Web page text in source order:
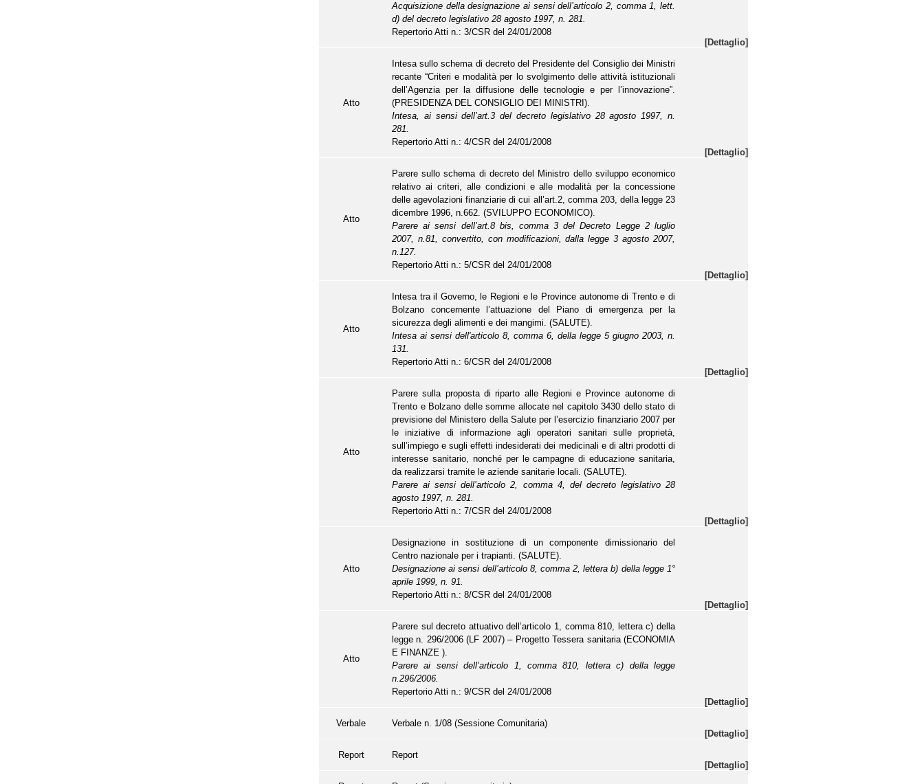
Acquisizione della designazione ai sensi dell’articolo 2, comma 1, lett.
d) del decreto legislativo 28 agosto 1997, n. 281.
Repertorio Atti n.: 3/CSR del 24/01/2008
[Dettaglio]
Atto
Intesa sullo schema di decreto del Presidente del Consiglio dei Ministri
recante “Criteri e modalità per lo svolgimento delle attività istituzionali
dell’Agenzia per la diffusione delle tecnologie e per l’innovazione”.
(PRESIDENZA DEL CONSIGLIO DEI MINISTRI).
Intesa, ai sensi dell’art.3 del decreto legislativo 28 agosto 1997, n.
281.
Repertorio Atti n.: 4/CSR del 24/01/2008
[Dettaglio]
Atto
Parere sullo schema di decreto del Ministro dello sviluppo economico
relativo ai criteri, alle condizioni e alle modalità per la concessione
delle agevolazioni finanziarie di cui all’art.2, comma 203, della legge 23
dicembre 1996, n.662. (SVILUPPO ECONOMICO).
Parere ai sensi dell’art.8 bis, comma 3 del Decreto Legge 2 luglio
2007, n.81, convertito, con modificazioni, dalla legge 3 agosto 2007,
n.127.
Repertorio Atti n.: 5/CSR del 24/01/2008
[Dettaglio]
Atto
Intesa tra il Governo, le Regioni e le Province autonome di Trento e di
Bolzano concernente l’attuazione del Piano di emergenza per la
sicurezza degli alimenti e dei mangimi. (SALUTE).
Intesa ai sensi dell'articolo 8, comma 6, della legge 5 giugno 2003, n.
131.
Repertorio Atti n.: 6/CSR del 24/01/2008
[Dettaglio]
Atto
Parere sulla proposta di riparto alle Regioni e Province autonome di
Trento e Bolzano delle somme allocate nel capitolo 3430 dello stato di
previsione del Ministero della Salute per l’esercizio finanziario 2007 per
le iniziative di informazione agli operatori sanitari sulle proprietà,
sull’impiego e sugli effetti indesiderati dei medicinali e di altri prodotti di
interesse sanitario, nonché per le campagne di educazione sanitaria,
da realizzarsi tramite le aziende sanitarie locali. (SALUTE).
Parere ai sensi dell’articolo 2, comma 4, del decreto legislativo 28
agosto 1997, n. 281.
Repertorio Atti n.: 7/CSR del 24/01/2008
[Dettaglio]
Atto
Designazione in sostituzione di un componente dimissionario del
Centro nazionale per i trapianti. (SALUTE).
Designazione ai sensi dell’articolo 8, comma 2, lettera b) della legge 1°
aprile 1999, n. 91.
Repertorio Atti n.: 8/CSR del 24/01/2008
[Dettaglio]
Atto
Parere sul decreto attuativo dell’articolo 1, comma 810, lettera c) della
legge n. 296/2006 (LF 2007) – Progetto Tessera sanitaria (ECONOMIA
E FINANZE ).
Parere ai sensi dell’articolo 1, comma 810, lettera c) della legge
n.296/2006.
Repertorio Atti n.: 9/CSR del 24/01/2008
[Dettaglio]
Verbale
Verbale n. 1/08 (Sessione Comunitaria)
[Dettaglio]
Report
Report
[Dettaglio]